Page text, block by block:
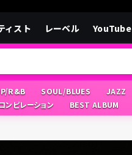
ィスト レーベル YouTube
R&B SOUL/BLUES JAZZ
ンピレーション BEST ALBUM